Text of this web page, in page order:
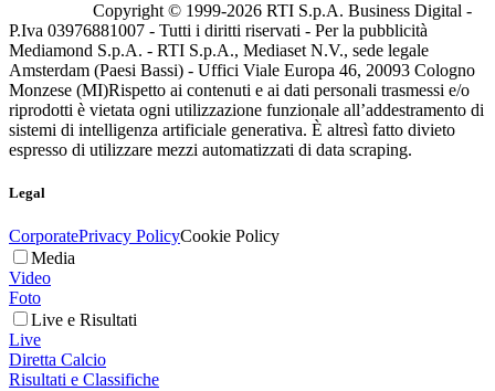
Copyright © 1999-2026 RTI S.p.A. Business Digital -
P.Iva 03976881007 - Tutti i diritti riservati - Per la pubblicità
Mediamond S.p.A. - RTI S.p.A., Mediaset N.V., sede legale
Amsterdam (Paesi Bassi) - Uffici Viale Europa 46, 20093 Cologno
Monzese (MI)Rispetto ai contenuti e ai dati personali trasmessi e/o
riprodotti è vietata ogni utilizzazione funzionale all’addestramento di
sistemi di intelligenza artificiale generativa. È altresì fatto divieto
espresso di utilizzare mezzi automatizzati di data scraping.
Legal
CorporatePrivacy PolicyCookie Policy
Media
Video
Foto
Live e Risultati
Live
Diretta Calcio
Risultati e Classifiche